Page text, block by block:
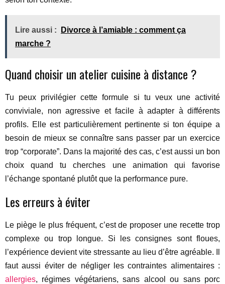
Lire aussi :
Divorce à l’amiable : comment ça
marche ?
Quand choisir un atelier cuisine à distance ?
Tu peux privilégier cette formule si tu veux une activité
conviviale, non agressive et facile à adapter à différents
profils. Elle est particulièrement pertinente si ton équipe a
besoin de mieux se connaître sans passer par un exercice
trop “corporate”. Dans la majorité des cas, c’est aussi un bon
choix quand tu cherches une animation qui favorise
l’échange spontané plutôt que la performance pure.
Les erreurs à éviter
Le piège le plus fréquent, c’est de proposer une recette trop
complexe ou trop longue. Si les consignes sont floues,
l’expérience devient vite stressante au lieu d’être agréable. Il
faut aussi éviter de négliger les contraintes alimentaires :
allergies, régimes végétariens, sans alcool ou sans porc